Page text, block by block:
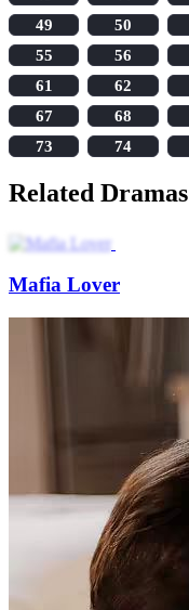
49
50
55
56
61
62
67
68
73
74
Related Dramas